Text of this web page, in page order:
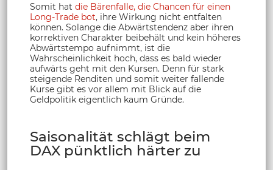
Somit hat die Bärenfalle, die Chancen für einen
Long-Trade bot, ihre Wirkung nicht entfalten
können. Solange die Abwärtstendenz aber ihren
korrektiven Charakter beibehält und kein höheres
Abwärtstempo aufnimmt, ist die
Wahrscheinlichkeit hoch, dass es bald wieder
aufwärts geht mit den Kursen. Denn für stark
steigende Renditen und somit weiter fallende
Kurse gibt es vor allem mit Blick auf die
Geldpolitik eigentlich kaum Gründe.
Saisonalität schlägt beim
DAX pünktlich härter zu